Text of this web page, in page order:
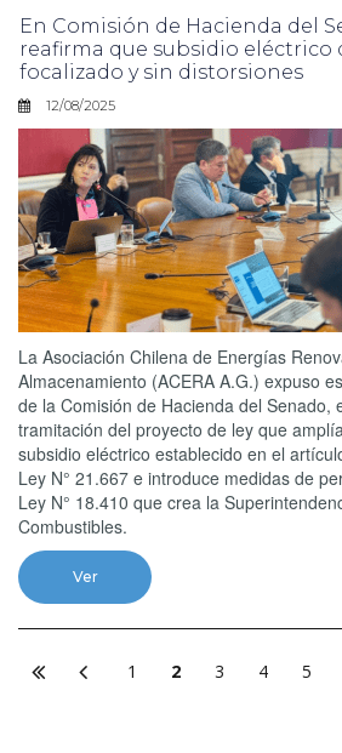
En Comisión de Hacienda del
reafirma que subsidio eléctrico
focalizado y sin distorsiones
12/08/2025
La Asociación Chilena de Energías
Almacenamiento (ACERA A.G.) expuso
de la Comisión de Hacienda del Senado,
tramitación del proyecto de ley que
subsidio eléctrico establecido en el
Ley N° 21.667 e introduce medidas de
Ley N° 18.410 que crea la
Combustibles.
Ver
1 2 3 4 5